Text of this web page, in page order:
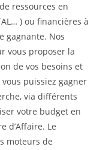
ressources en
) ou financières à
gagnante. Nos
vous proposer la
de vos besoins et
puissiez gagner
via différents
votre budget en
d’Affaire. Le
moteurs de